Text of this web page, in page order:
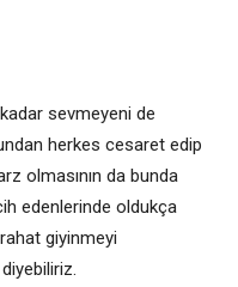
sevmeyeni de
herkes cesaret edip
olmasının da bunda
edenlerinde oldukça
giyinmeyi